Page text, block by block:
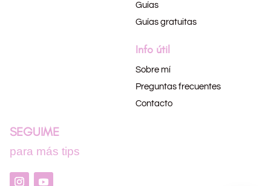
Guías
Guías gratuitas
Info útil
Sobre mí
Preguntas frecuentes
Contacto
SEGUIME
para más tips